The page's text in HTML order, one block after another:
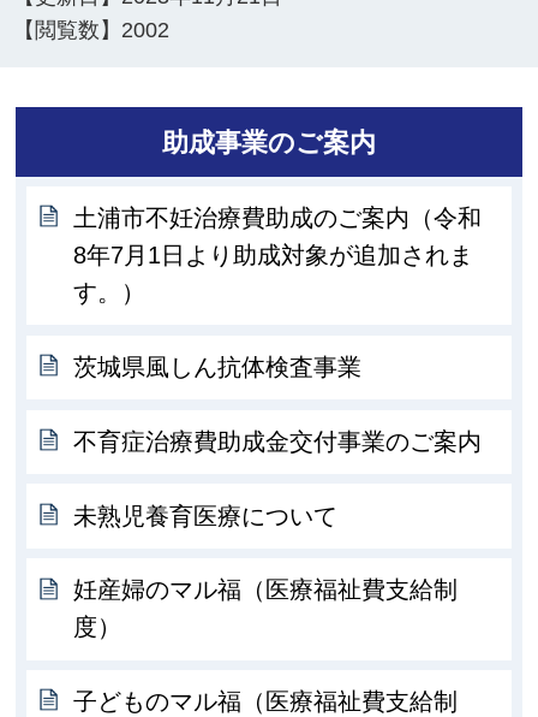
【閲覧数】 2002
助成事業のご案内
土浦市不妊治療費助成のご案内（令和
8年7月1日より助成対象が追加されま
す。）
茨城県風しん抗体検査事業
不育症治療費助成金交付事業のご案内
未熟児養育医療について
妊産婦のマル福（医療福祉費支給制
度）
子どものマル福（医療福祉費支給制